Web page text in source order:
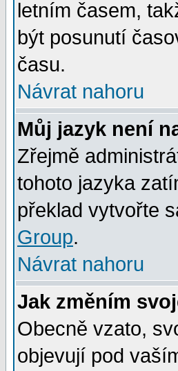
letním časem,
být posunutí
času.
Návrat nahoru
Můj jazyk není
Zřejmě
tohoto jazyka
překlad vytvořte
Group.
Návrat nahoru
Jak změním
Obecně vzato,
objevují pod